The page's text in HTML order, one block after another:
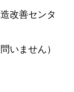
改善センタ
いません）